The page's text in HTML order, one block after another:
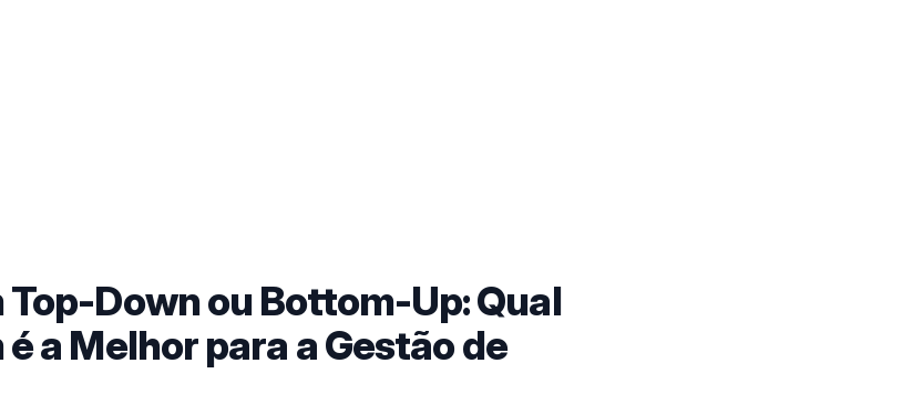
Down ou Bottom-Up: Qual
a Melhor para a Gestão de